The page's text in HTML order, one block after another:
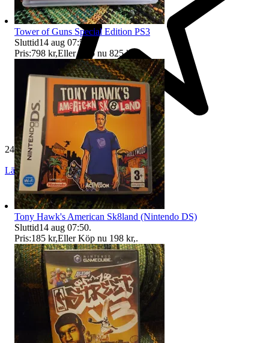
24 513 omdömen
Läs omdömen Följ
Tower of Guns Special Edition PS3
Sluttid14 aug 07:50
Pris:798 kr,Eller Köp nu 825 kr
Tony Hawk's American Sk8land (Nintendo DS)
Sluttid14 aug 07:50.
Pris:185 kr,Eller Köp nu 198 kr,.